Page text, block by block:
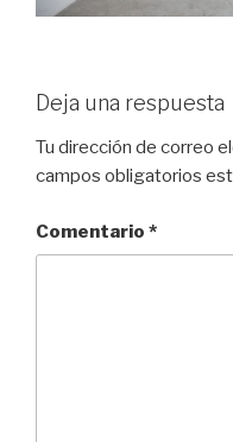
Deja una respuesta
Tu dirección de correo
campos obligatorios
Comentario *